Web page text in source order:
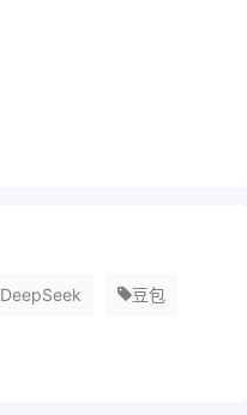
DeepSeek 豆包